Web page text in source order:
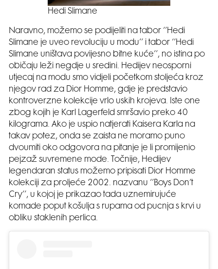
Hedi Slimane
Naravno, možemo se podijeliti na tabor ‘’Hedi
Slimane je uveo revoluciju u modu’’ i tabor ‘’Hedi
Slimane uništava povijesno bitne kuće’’, no istina po
običaju leži negdje u sredini. Hedijev neosporni
utjecaj na modu smo vidjeli početkom stoljeća kroz
njegov rad za Dior Homme, gdje je predstavio
kontroverzne kolekcije vrlo uskih krojeva. Iste one
zbog kojih je Karl Lagerfeld smršavio preko 40
kilograma. Ako je uspio natjerati Kaisera Karla na
takav potez, onda se zaista ne moramo puno
dvoumiti oko odgovora na pitanje je li promijenio
pejzaž suvremene mode. Točnije, Hedijev
legendaran status možemo pripisati Dior Homme
kolekciji za proljeće 2002. nazvanu ‘’Boys Don’t
Cry’’, u kojoj je prikazao tada uznemirujuće
komade poput košulja s rupama od pucnja s krvi u
obliku staklenih perlica.